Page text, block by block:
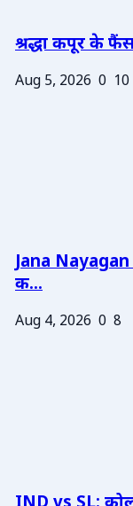
श्रद्धा कपूर के
Aug 5, 2026 0 10
Jana
क...
Aug 4, 2026 0 8